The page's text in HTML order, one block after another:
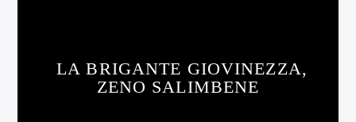
LA BRIGANTE GIOVINEZZA,
ZENO SALIMBENE